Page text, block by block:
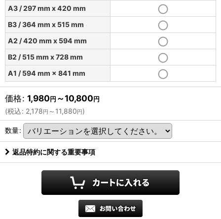
A3 / 297 mm x 420 mm
B3 / 364 mm x 515 mm
A2 / 420 mm x 594 mm
B2 / 515 mm x 728 mm
A1 / 594 mm × 841 mm
価格: 1,980円 ～10,800円
(税込: 2,178円 ～11,880円)
数量:
返品特約に関する重要事項